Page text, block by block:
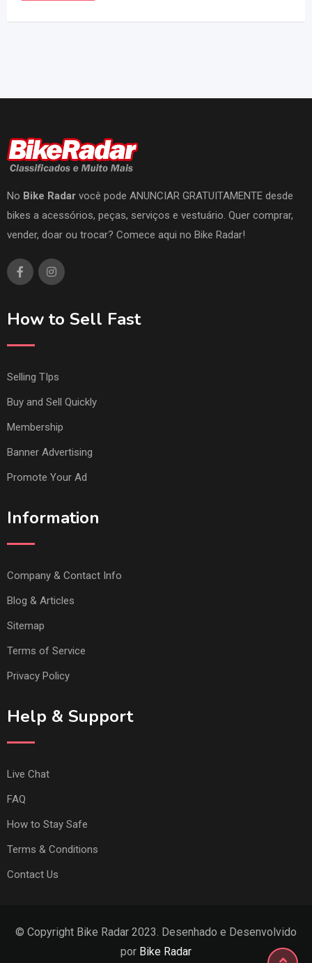
No Bike Radar você pode ANUNCIAR GRATUITAMENTE desde
bikes a acessórios, peças, serviços e vestuário. Quer comprar,
vender, doar ou trocar? Comece aqui no Bike Radar!
How to Sell Fast
Selling TIps
Buy and Sell Quickly
Membership
Banner Advertising
Promote Your Ad
Information
Company & Contact Info
Blog & Articles
Sitemap
Terms of Service
Privacy Policy
Help & Support
Live Chat
FAQ
How to Stay Safe
Terms & Conditions
Contact Us
© Copyright Bike Radar 2023. Desenhado e Desenvolvido
por Bike Radar